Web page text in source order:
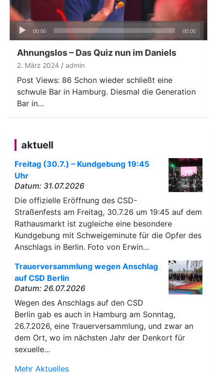
Audio-
Player
00:00 00:00
Ahnungslos – Das Quiz nun im Daniels
2. März 2024 admin
Post Views: 86 Schon wieder schließt eine
schwule Bar in Hamburg. Diesmal die Generation
Bar in…
aktuell
Freitag (30.7.) – Kundgebung 19:45
Uhr
Datum: 31.07.2026
Die offizielle Eröffnung des CSD-
Straßenfests am Freitag, 30.7.26 um 19:45 auf dem
Rathausmarkt ist zugleiche eine besondere
Kundgebung mit Schweigeminute für die Opfer des
Anschlags in Berlin. Foto von Erwin…
Trauerversammlung wegen Anschlag
auf CSD Berlin
Datum: 26.07.2026
Wegen des Anschlags auf den CSD
Berlin gab es auch in Hamburg am Sonntag,
26.7.2026, eine Trauerversammlung, und zwar an
dem Ort, wo im nächsten Jahr der Denkort für
sexuelle…
Mehr Aktuelles